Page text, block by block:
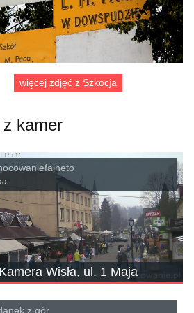
więcej zdjęć z Szkocja
kamer
Kamera Wisła, ul. 1 Maja
z gór